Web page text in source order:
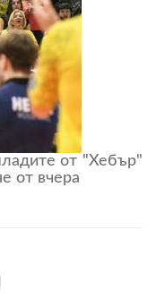
от "Хебър"
от вчера